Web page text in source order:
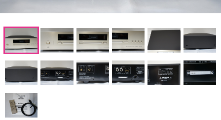
ネットワークプレーヤー・D/Aコンバーター
レコードプレーヤー
スピーカー
オーディオアクセサリー